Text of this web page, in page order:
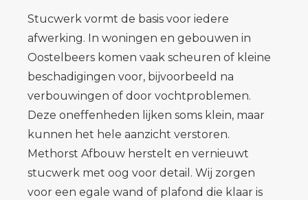
Stucwerk vormt de basis voor iedere
afwerking. In woningen en gebouwen in
Oostelbeers komen vaak scheuren of kleine
beschadigingen voor, bijvoorbeeld na
verbouwingen of door vochtproblemen.
Deze oneffenheden lijken soms klein, maar
kunnen het hele aanzicht verstoren.
Methorst Afbouw herstelt en vernieuwt
stucwerk met oog voor detail. Wij zorgen
voor een egale wand of plafond die klaar is